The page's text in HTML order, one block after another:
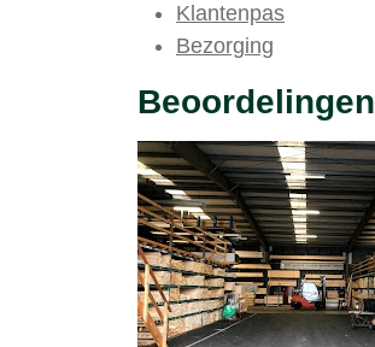
Klantenpas
Bezorging
Beoordelingen